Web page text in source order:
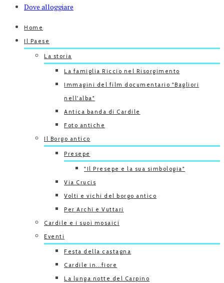
Dove alloggiare
Home
Il Paese
La storia
La famiglia Riccio nel Risorgimento
Immagini del film documentario "Bagliori
nell'alba"
Antica banda di Cardile
Foto antiche
Il Borgo antico
Presepe
"Il Presepe e la sua simbologia"
Via Crucis
Volti e vichi del borgo antico
Per Archi e Vuttari
Cardile e i suoi mosaici
Eventi
Festa della castagna
Cardile in...fiore
La lunga notte del Carpino